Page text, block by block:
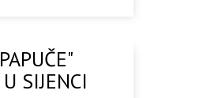
SIJENCI